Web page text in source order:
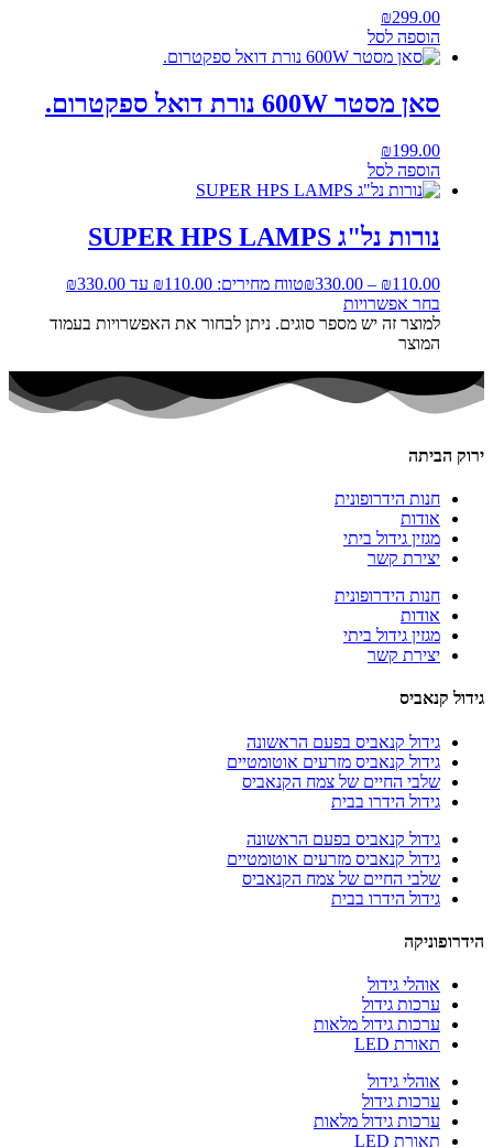
₪299.00
הוספה לסל
סאן מסטר 600W נורת דואל ספקטרום.
₪199.00
הוספה לסל
נורות נל"ג SUPER HPS LAMPS
₪110.00
–
₪330.00
טווח מחירים: ⁦₪110.00⁩ עד ⁦₪330.00⁩
בחר אפשרויות
למוצר זה יש מספר סוגים. ניתן לבחור את האפשרויות בעמוד
המוצר
ירוק הביתה
חנות הידרופונית
אודות
מגזין גידול ביתי
יצירת קשר
חנות הידרופונית
אודות
מגזין גידול ביתי
יצירת קשר
גידול קנאביס
גידול קנאביס בפעם הראשונה
גידול קנאביס מזרעים אוטומטיים
שלבי החיים של צמח הקנאביס
גידול הידרו בבית
גידול קנאביס בפעם הראשונה
גידול קנאביס מזרעים אוטומטיים
שלבי החיים של צמח הקנאביס
גידול הידרו בבית
הידרופוניקה
אוהלי גידול
ערכות גידול
ערכות גידול מלאות
תאורת LED
אוהלי גידול
ערכות גידול
ערכות גידול מלאות
תאורת LED